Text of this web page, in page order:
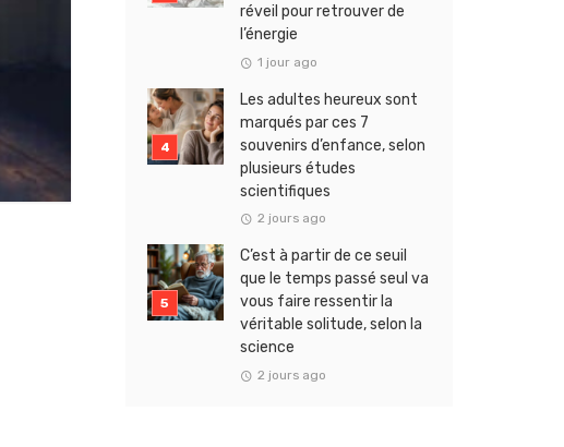
réveil pour retrouver de
l’énergie
1 jour ago
Les adultes heureux sont
marqués par ces 7
souvenirs d’enfance, selon
plusieurs études
scientifiques
2 jours ago
C’est à partir de ce seuil
que le temps passé seul va
vous faire ressentir la
véritable solitude, selon la
science
2 jours ago